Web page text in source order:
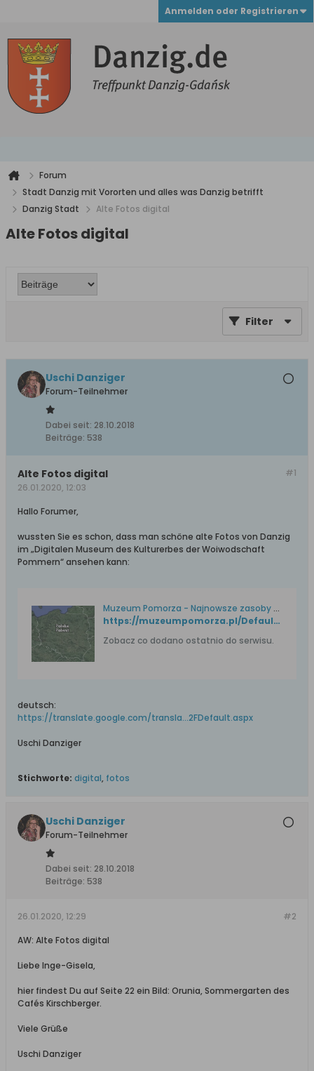
Anmelden oder Registrieren
Forum
Stadt Danzig mit Vororten und alles was Danzig betrifft
Danzig Stadt
Alte Fotos digital
Alte Fotos digital
Filter
Uschi Danziger
Forum-Teilnehmer
Dabei seit: 28.10.2018
Beiträge: 538
#1
Alte Fotos digital
26.01.2020, 12:03
Hallo Forumer,
wussten Sie es schon, dass man schöne alte Fotos von Danzig
im „Digitalen Museum des Kulturerbes der Woiwodschaft
Pommern“ ansehen kann:
Muzeum Pomorza - Najnowsze zasoby w serwisie
https://muzeumpomorza.pl/Default.aspx
Zobacz co dodano ostatnio do serwisu.
deutsch:
https://translate.google.com/transla...2FDefault.aspx
Uschi Danziger
Stichworte: digital, fotos
Uschi Danziger
Forum-Teilnehmer
Dabei seit: 28.10.2018
Beiträge: 538
#2
26.01.2020, 12:29
AW: Alte Fotos digital
Liebe Inge-Gisela,
hier findest Du auf Seite 22 ein Bild: Orunia, Sommergarten des
Cafés Kirschberger.
Viele Grüße
Uschi Danziger